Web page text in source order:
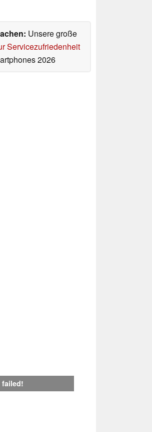
Unsere große
Servicezufriedenheit
2026
failed!